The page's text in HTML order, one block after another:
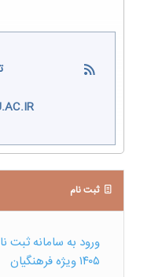
ثبت نام
ورود به سامانه ثبت
۱۴۰۵ ویژه فرهنگیان